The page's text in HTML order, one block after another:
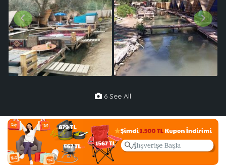
6 See All